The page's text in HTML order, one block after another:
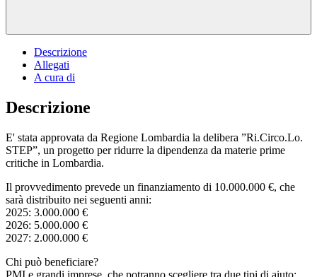
Descrizione
Allegati
A cura di
Descrizione
E' stata approvata da Regione Lombardia la delibera ”Ri.Circo.Lo.
STEP”, un progetto per ridurre la dipendenza da materie prime
critiche in Lombardia.
Il provvedimento prevede un finanziamento di 10.000.000 €, che
sarà distribuito nei seguenti anni:
2025: 3.000.000 €
2026: 5.000.000 €
2027: 2.000.000 €
Chi può beneficiare?
PMI e grandi imprese, che potranno scegliere tra due tipi di aiuto: